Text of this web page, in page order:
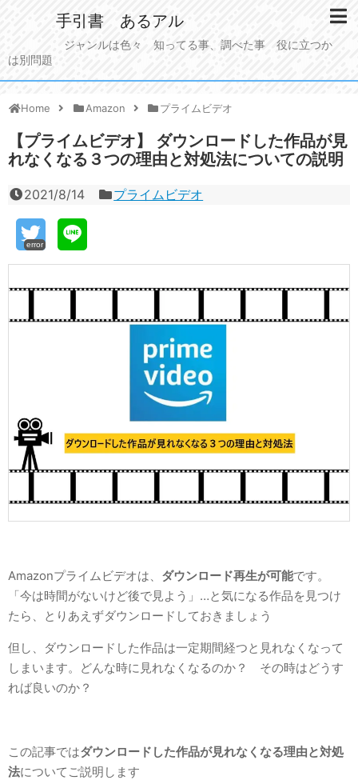
手引書 あるアル
ジャンルは色々 知ってる事、調べた事 役に立つか
は別問題
Home Amazon プライムビデオ
【プライムビデオ】 ダウンロードした作品が見
れなくなる３つの理由と対処法についての説明
2021/8/14 プライムビデオ
error
Amazonプライムビデオは、 ダウンロード再生が可能です。
「今は時間がないけど後で見よう」…と気になる作品を見つけ
たら、とりあえずダウンロードしておきましょう
但し、ダウンロードした作品は一定期間経つと見れなくなって
しまいます。どんな時に見れなくなるのか？ その時はどうす
れば良いのか？
この記事ではダウンロードした作品が見れなくなる理由と対処
法についてご説明します